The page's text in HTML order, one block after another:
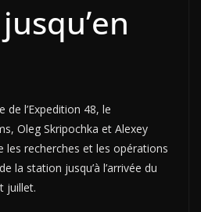
jusqu’en
de l’Expedition 48, le
Oleg Skripochka et Alexey
les recherches et les opérations
la station jusqu’à l’arrivée du
juillet.